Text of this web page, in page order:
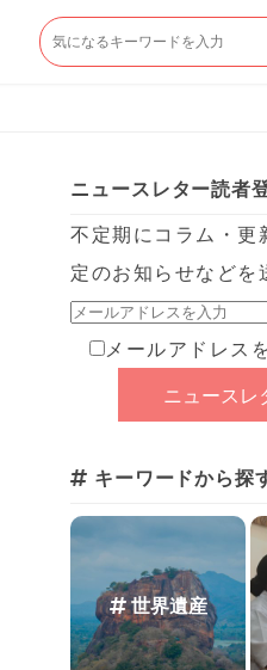
ニュースレター読者
不定期にコラム・更
定のお知らせなどを
メールアドレス
キーワードから探
世界遺産